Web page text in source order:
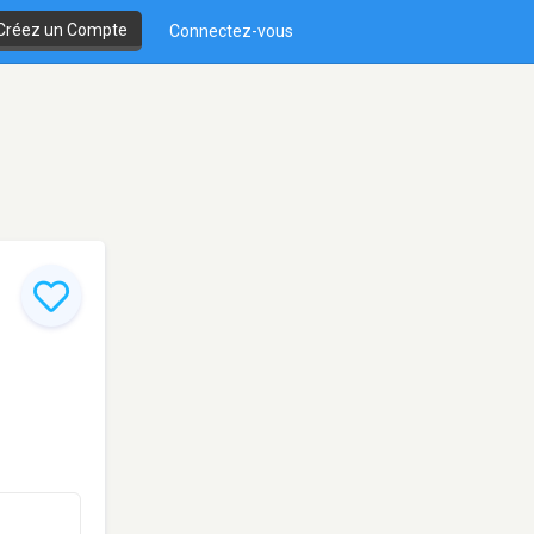
un Compte Connectez-vous